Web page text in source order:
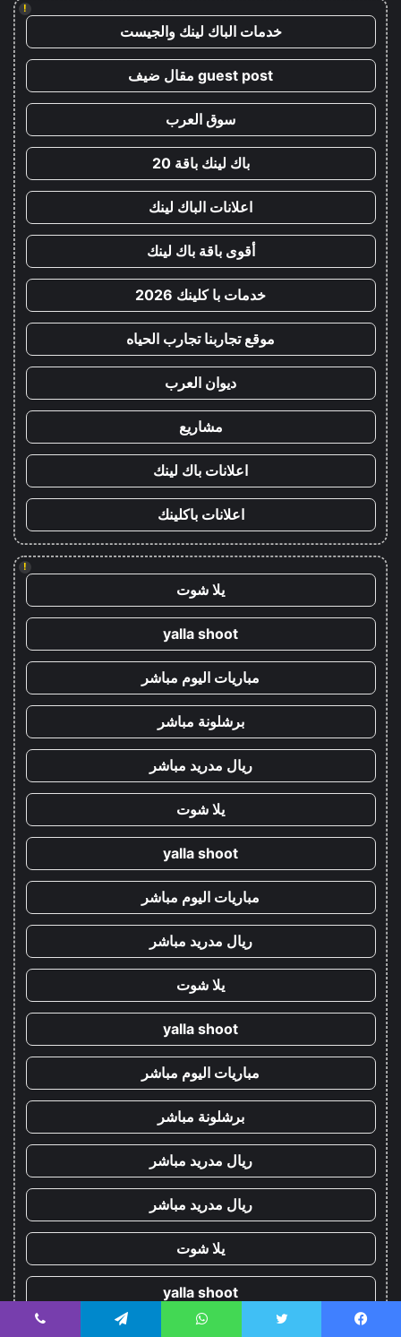
!
خدمات الباك لينك والجيست
guest post مقال ضيف
سوق العرب
باك لينك باقة 20
اعلانات الباك لينك
أقوى باقة باك لينك
خدمات با كلينك 2026
موقع تجاربنا تجارب الحياه
ديوان العرب
مشاريع
اعلانات باك لينك
اعلانات باكلينك
!
يلا شوت
yalla shoot
مباريات اليوم مباشر
برشلونة مباشر
ريال مدريد مباشر
يلا شوت
yalla shoot
مباريات اليوم مباشر
ريال مدريد مباشر
يلا شوت
yalla shoot
مباريات اليوم مباشر
برشلونة مباشر
ريال مدريد مباشر
ريال مدريد مباشر
يلا شوت
yalla shoot